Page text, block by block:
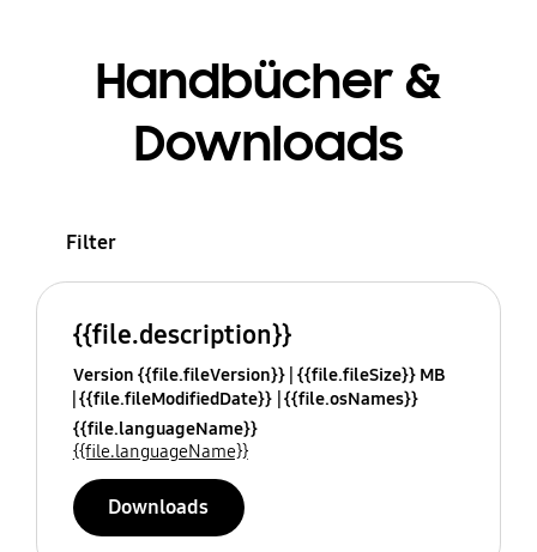
Handbücher &
Downloads
Filter
{{file.description}}
Version {{file.fileVersion}} {{file.fileSize}} MB
{{file.fileModifiedDate}} {{file.osNames}}
{{file.languageName}}
{{file.languageName}}
Downloads